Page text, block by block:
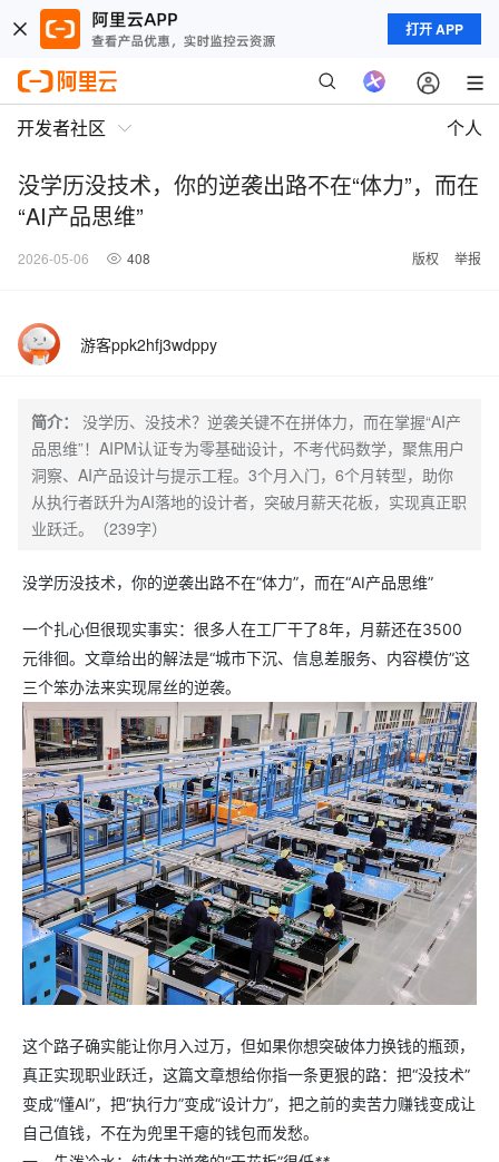
打开 APP
开发者社区 个人
没学历没技术，你的逆袭出路不在“体力”，而在
“AI产品思维”
2026-05-06 408 版权 举报
游客ppk2hfj3wdppy
简介：
没学历、没技术？逆袭关键不在拼体力，而在掌握“AI产
品思维”！AIPM认证专为零基础设计，不考代码数学，聚焦用户
洞察、AI产品设计与提示工程。3个月入门，6个月转型，助你
从执行者跃升为AI落地的设计者，突破月薪天花板，实现真正职
业跃迁。（239字）
没学历没技术，你的逆袭出路不在“体力”，而在“AI产品思维”
一个扎心但很现实事实：很多人在工厂干了8年，月薪还在3500
元徘徊。文章给出的解法是“城市下沉、信息差服务、内容模仿”这
三个笨办法来实现屌丝的逆袭。
这个路子确实能让你月入过万，但如果你想突破体力换钱的瓶颈，
真正实现职业跃迁，这篇文章想给你指一条更狠的路：把“没技术”
变成“懂AI”，把“执行力”变成“设计力”，把之前的卖苦力赚钱变成让
自己值钱，不在为兜里干瘪的钱包而发愁。